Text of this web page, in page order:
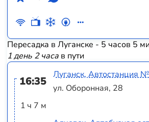
Пересадка в Луганске - 5 часов 5
1 день 2 часав пути
16:35
1 ч 7 м
Луганск, Автостанция
ул. Оборонная, 28